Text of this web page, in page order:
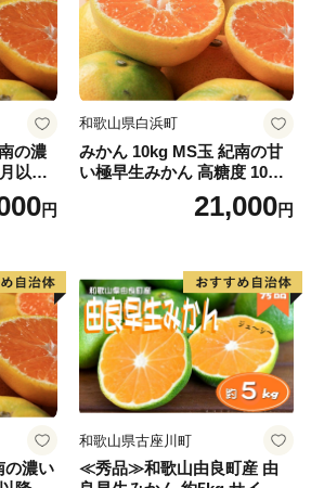
の濃
以降
円
和歌山県白浜町
みかん 10kg MS玉 紀南の甘
い極早生みかん 高糖度 10月
以降発送 マルチ被覆栽培
21,000円
の濃い
和歌山県古座川町
≪秀品≫和歌山由良町産 由